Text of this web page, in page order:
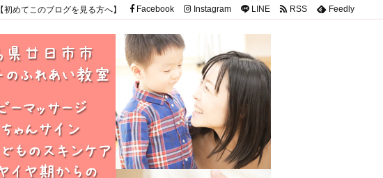
【初めてこのブログを見る方へ】 Facebook Instagram LINE RSS Feedly